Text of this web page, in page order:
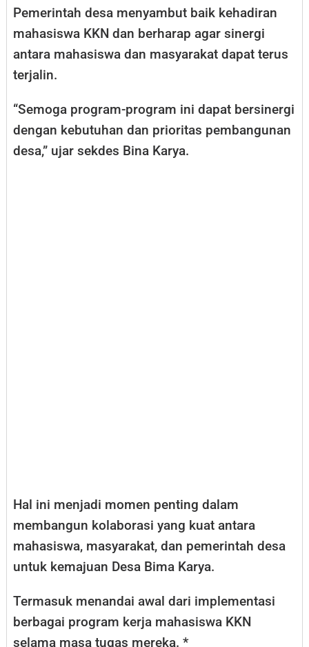
Pemerintah desa menyambut baik kehadiran
mahasiswa KKN dan berharap agar sinergi
antara mahasiswa dan masyarakat dapat terus
terjalin.
“Semoga program-program ini dapat bersinergi
dengan kebutuhan dan prioritas pembangunan
desa,” ujar sekdes Bina Karya.
Hal ini menjadi momen penting dalam
membangun kolaborasi yang kuat antara
mahasiswa, masyarakat, dan pemerintah desa
untuk kemajuan Desa Bima Karya.
Termasuk menandai awal dari implementasi
berbagai program kerja mahasiswa KKN
selama masa tugas mereka. *